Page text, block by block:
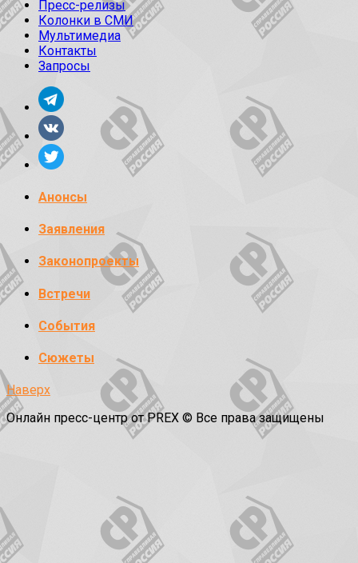
Пресс-релизы
Колонки в СМИ
Мультимедиа
Контакты
Запросы
Анонсы
Заявления
Законопроекты
Встречи
События
Сюжеты
Наверх
Онлайн пресс-центр от PREX © Все права защищены